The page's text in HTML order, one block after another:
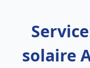
solaire